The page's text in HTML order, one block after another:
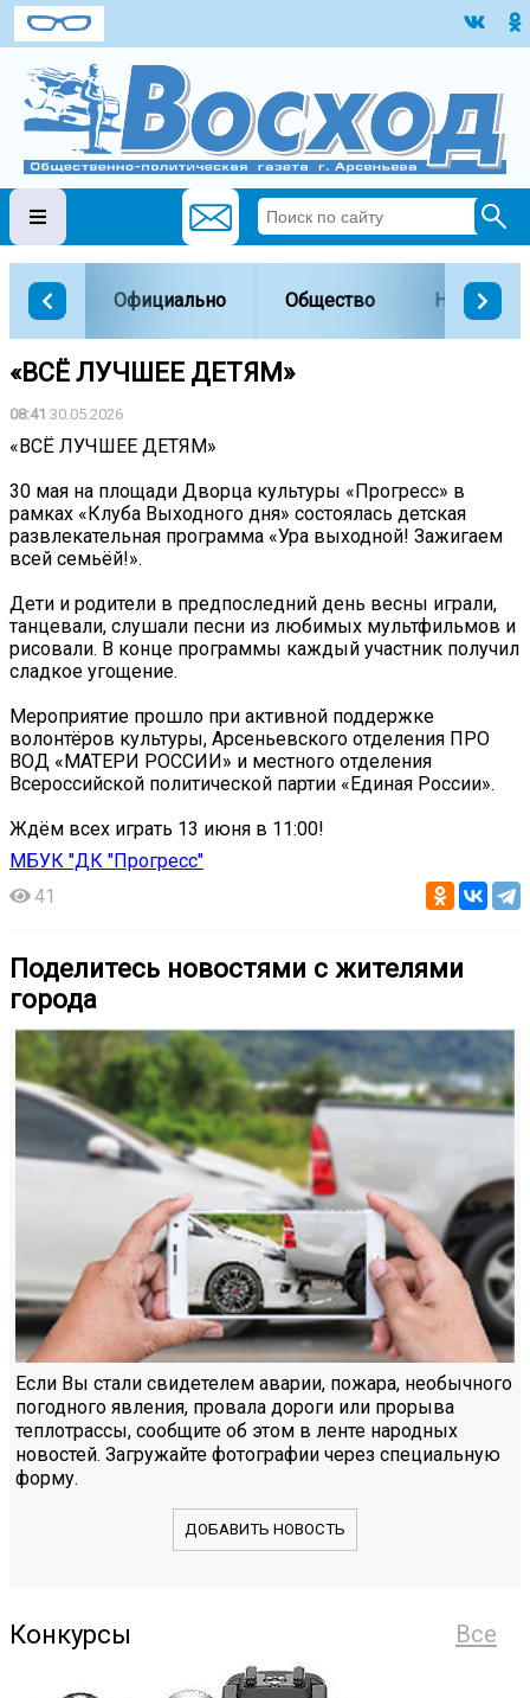
Официально Общество Наука и
«ВСЁ ЛУЧШЕЕ ДЕТЯМ»
08:41 30.05.2026
«ВСЁ ЛУЧШЕЕ ДЕТЯМ»
30 мая на площади Дворца культуры «Прогресс» в
рамках «Клуба Выходного дня» состоялась детская
развлекательная программа «Ура выходной! Зажигаем
всей семьёй!».
Дети и родители в предпоследний день весны играли,
танцевали, слушали песни из любимых мультфильмов и
рисовали. В конце программы каждый участник получил
сладкое угощение.
Мероприятие прошло при активной поддержке
волонтёров культуры, Арсеньевского отделения ПРО
ВОД «МАТЕРИ РОССИИ» и местного отделения
Всероссийской политической партии «Единая России».
Ждём всех играть 13 июня в 11:00!
МБУК "ДК "Прогресс"
41
Поделитесь новостями с жителями
города
Если Вы стали свидетелем аварии, пожара, необычного
погодного явления, провала дороги или прорыва
теплотрассы, сообщите об этом в ленте народных
новостей. Загружайте фотографии через специальную
форму.
ДОБАВИТЬ НОВОСТЬ
Все
Конкурсы